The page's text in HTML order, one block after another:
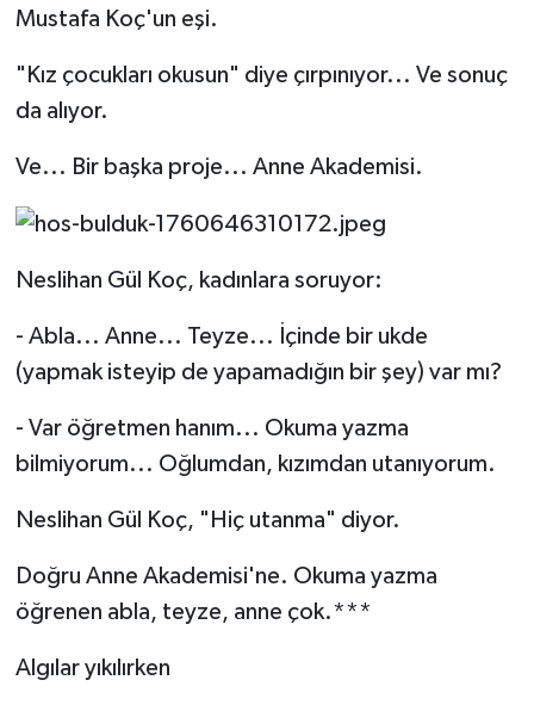
Mustafa Koç'un eşi.
"Kız çocukları okusun" diye çırpınıyor... Ve sonuç
da alıyor.
Ve... Bir başka proje... Anne Akademisi.
Neslihan Gül Koç, kadınlara soruyor:
- Abla... Anne... Teyze... İçinde bir ukde
(yapmak isteyip de yapamadığın bir şey) var mı?
- Var öğretmen hanım... Okuma yazma
bilmiyorum... Oğlumdan, kızımdan utanıyorum.
Neslihan Gül Koç, "Hiç utanma" diyor.
Doğru Anne Akademisi'ne. Okuma yazma
öğrenen abla, teyze, anne çok.***
Algılar yıkılırken